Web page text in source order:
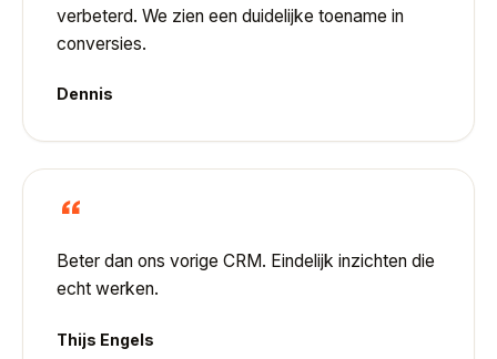
verbeterd. We zien een duidelijke toename in
conversies.
Dennis
“
Beter dan ons vorige CRM. Eindelijk inzichten die
echt werken.
Thijs Engels